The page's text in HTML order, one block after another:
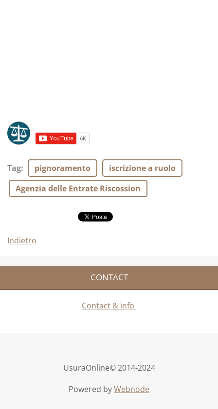
Tag: pignoramento
iscrizione a ruolo
Agenzia delle Entrate Riscossion
Indietro
CONTACT
Contact & info
UsuraOnline© 2014-2024
Powered byWebnode